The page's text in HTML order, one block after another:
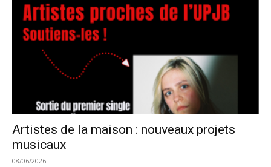
Artistes de la maison : nouveaux projets
musicaux
08/06/2026